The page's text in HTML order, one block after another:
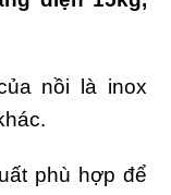
nồi là inox
phù hợp để